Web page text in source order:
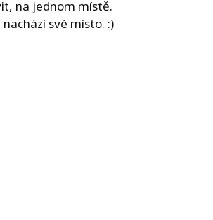
na jednom místě.
své místo. :)